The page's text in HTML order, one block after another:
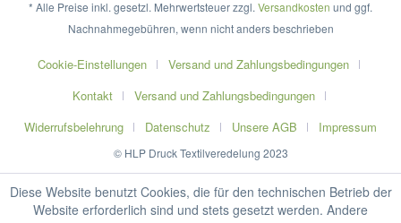
* Alle Preise inkl. gesetzl. Mehrwertsteuer zzgl. Versandkosten und ggf.
Nachnahmegebühren, wenn nicht anders beschrieben
Cookie-Einstellungen
Versand und Zahlungsbedingungen
Kontakt
Versand und Zahlungsbedingungen
Widerrufsbelehrung
Datenschutz Unsere AGB Impressum
© HLP Druck Textilveredelung 2023
Diese Website benutzt Cookies, die für den technischen Betrieb der
Website erforderlich sind und stets gesetzt werden. Andere